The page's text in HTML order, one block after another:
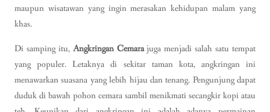
maupun wisatawan yang ingin merasakan kehidupan malam yang
khas.
Di samping itu, Angkringan Cemarajuga menjadi salah satu tempat
yang populer. Letaknya di sekitar taman kota, angkringan ini
menawarkan suasana yang lebih hijau dan tenang. Pengunjung dapat
duduk di bawah pohon cemara sambil menikmati secangkir kopi atau